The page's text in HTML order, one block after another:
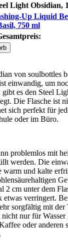
Light Obsidian,
Up Liquid
750 ml
von soulbottles
einwandig, um
gibt es den Steel
Die Flasche ist
sich perfekt für
oder im Büro.
problemlos mit
werden. Die
warm und kalte
2 cm unter dem
verringert.
sorgfältig mit der
nur für Wasser
oder anderen